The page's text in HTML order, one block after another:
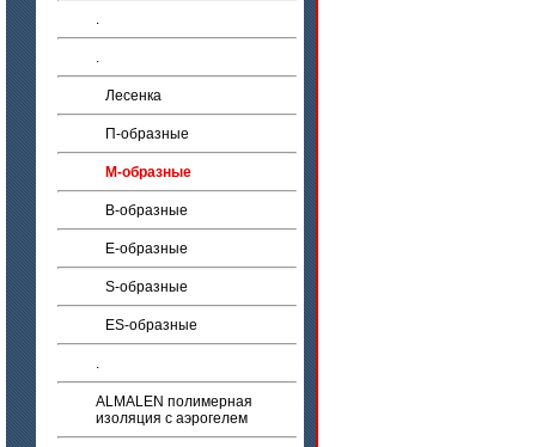
.
.
Лесенка
П-образные
М-образные
B-образные
E-образные
S-образные
ES-образные
.
ALMALEN полимерная
изоляция с аэрогелем